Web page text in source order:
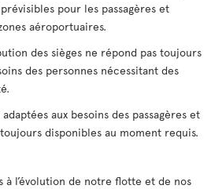
pour les passagères et
aéroportuaires.
des sièges ne répond pas toujours
des personnes nécessitant des
aux besoins des passagères et
disponibles au moment requis.
à l’évolution de notre flotte et de nos